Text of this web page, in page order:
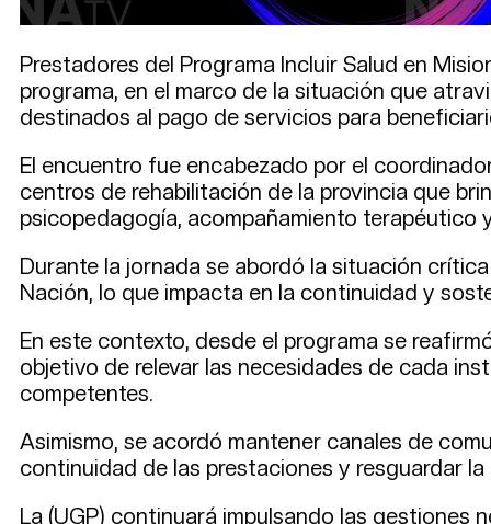
Prestadores del Programa Incluir Salud en
programa, en el marco de la situación que
destinados al pago de servicios para
El encuentro fue encabezado por el
centros de rehabilitación de la provincia que
psicopedagogía, acompañamiento terapéutico
Durante la jornada se abordó la situación
Nación, lo que impacta en la continuidad y
En este contexto, desde el programa se
objetivo de relevar las necesidades de cada
competentes.
Asimismo, se acordó mantener canales de
continuidad de las prestaciones y resguardar
La (UGP) continuará impulsando las gestiones